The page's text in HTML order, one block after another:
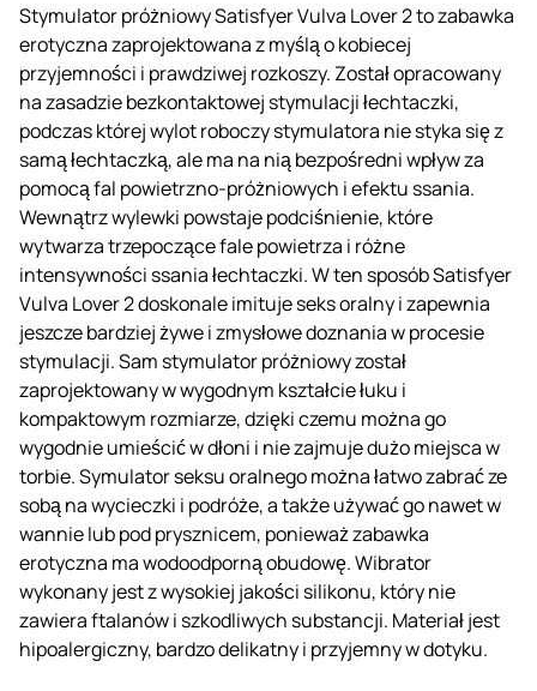
Stymulator próżniowy Satisfyer Vulva Lover 2 to zabawka
erotyczna zaprojektowana z myślą o kobiecej
przyjemności i prawdziwej rozkoszy. Został opracowany
na zasadzie bezkontaktowej stymulacji łechtaczki,
podczas której wylot roboczy stymulatora nie styka się z
samą łechtaczką, ale ma na nią bezpośredni wpływ za
pomocą fal powietrzno-próżniowych i efektu ssania.
Wewnątrz wylewki powstaje podciśnienie, które
wytwarza trzepoczące fale powietrza i różne
intensywności ssania łechtaczki. W ten sposób Satisfyer
Vulva Lover 2 doskonale imituje seks oralny i zapewnia
jeszcze bardziej żywe i zmysłowe doznania w procesie
stymulacji. Sam stymulator próżniowy został
zaprojektowany w wygodnym kształcie łuku i
kompaktowym rozmiarze, dzięki czemu można go
wygodnie umieścić w dłoni i nie zajmuje dużo miejsca w
torbie. Symulator seksu oralnego można łatwo zabrać ze
sobą na wycieczki i podróże, a także używać go nawet w
wannie lub pod prysznicem, ponieważ zabawka
erotyczna ma wodoodporną obudowę. Wibrator
wykonany jest z wysokiej jakości silikonu, który nie
zawiera ftalanów i szkodliwych substancji. Materiał jest
hipoalergiczny, bardzo delikatny i przyjemny w dotyku.